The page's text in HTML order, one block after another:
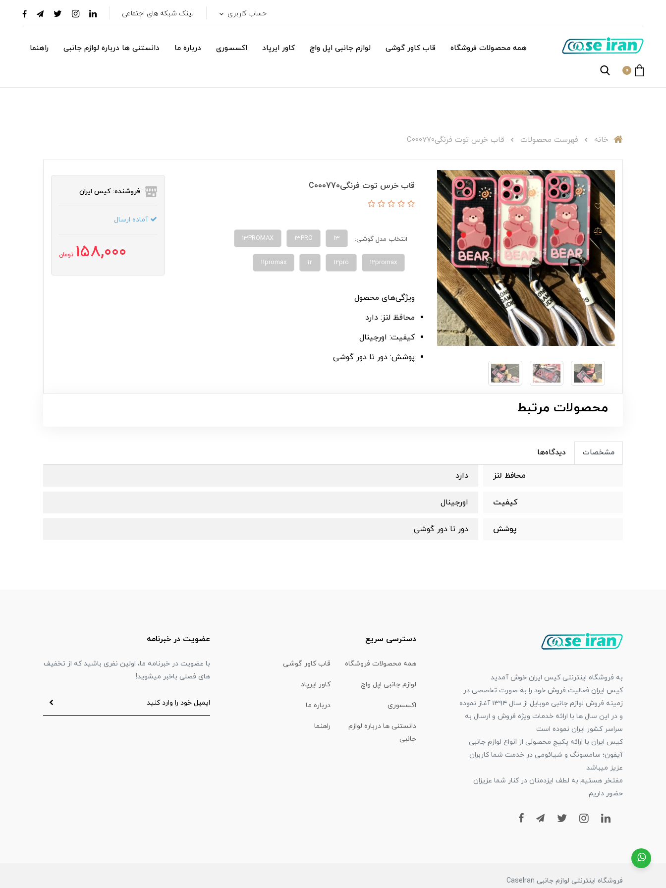
حساب کاربری لینک شبکه های اجتماعی
همه محصولات فروشگاه قاب کاور گوشی لوازم جانبی اپل واچ کاور ایرپاد اکسسوری درباره ما دانستنی ها درباره لوازم جانبی راهنما
0
خانه فهرست محصولات قاب خرس توت فرنگیC000770
قاب خرس توت فرنگیC000770
انتخاب مدل گوشی: 13
13PRO
13PROMAX
12promax
12pro
12
11promax
ویژگی‌های محصول
محافظ لنز: دارد
کیفیت: اورجینال
پوشش: دور تا دور گوشی
فروشنده: کیس ایران
آماده ارسال
158,000 تومان
محصولات مرتبط
مشخصات دیدگاه‌ها
محافظ لنز دارد
کیفیت اورجینال
پوشش دور تا دور گوشی
به فروشگاه اینترنتی کیس ایران خوش آمدید
کیس ایران فعالیت فروش خود را به صورت تخصصی در
زمینه فروش لوازم جانبی موبایل از سال ۱۳۹۴ آغاز نموده
و در این سال ها با ارائه خدمات ویژه فروش و ارسال به
سراسر کشور ایران نموده است
کیس ایران با ارائه پکیج محصولی از انواع لوازم جانبی
آیفون؛ سامسونگ و شیائومی در خدمت شما کاربران
عزیز میباشد
مفتخر هستیم به لطف ایزدمنان در کنار شما عزیزان
حضور داریم
دسترسی سریع
همه محصولات فروشگاه قاب کاور گوشی
لوازم جانبی اپل واچ کاور ایرپاد
اکسسوری درباره ما
دانستنی ها درباره لوازم
جانبی
راهنما
عضویت در خبرنامه
با عضویت در خبرنامه ما، اولین نفری باشید که از تخفیف
های فصلی باخبر میشوید!
فروشگاه اینترنتی لوازم جانبی CaseIran